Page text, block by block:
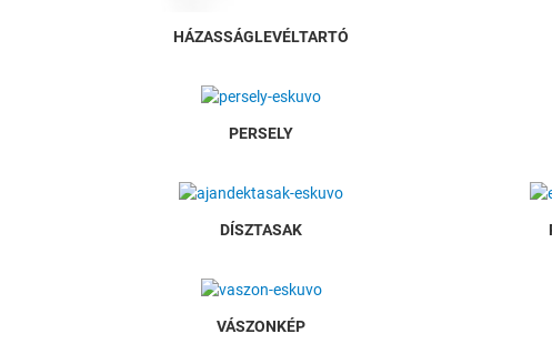
HÁZASSÁGLEVÉLTARTÓ
PERSELY
DÍSZTASAK
VÁSZONKÉP